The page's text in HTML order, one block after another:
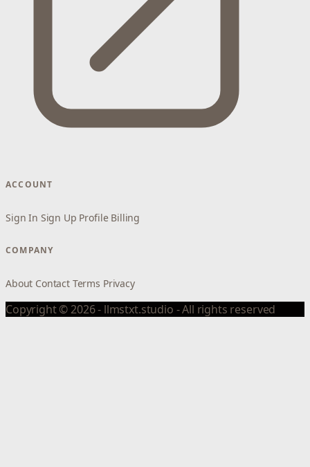
ACCOUNT
Sign In Sign Up Profile Billing
COMPANY
About Contact Terms Privacy
Copyright © 2026 - llmstxt.studio - All rights reserved